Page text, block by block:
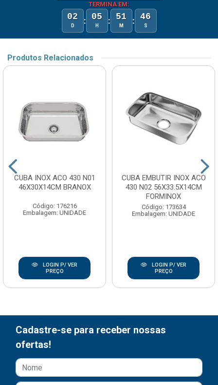
TERMINA EM:
02
D : 05
H : 51
M : 46
S
Produtos Relacionados
CUBA INOX ACO 430 N01
46X30X14CM BRANOX
Código: 176216
Embalagem: UNIDADE
LOGIN P/ VER
PREÇO
CUBA EMBUTIR INOX ACO
430 N02 56X33.5X14CM
FORMINOX
Código: 173634
Embalagem: UNIDADE
LOGIN P/ VER
PREÇO
Cadastre-se para receber nossas
ofertas!